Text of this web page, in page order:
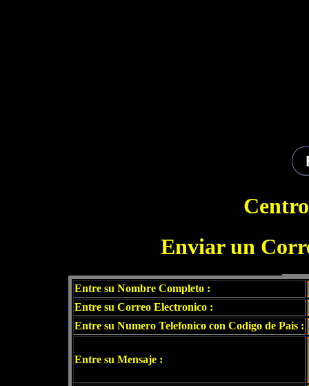
Enviar un
Entre su Nombre Completo :
Entre su Correo Electronico :
Entre su Numero Telefonico con Codigo de Pais :
Entre su Mensaje :